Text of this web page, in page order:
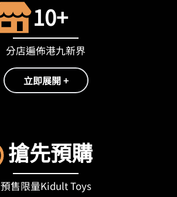
10+
分店遍佈港九新界
立即展開 +
搶先預購
預售限量Kidult Toys